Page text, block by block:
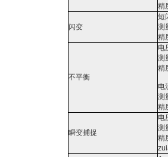
精
闪变
短
测
精
不平衡
电
测
精
电
测
精
瞬变捕捉
电
测
精